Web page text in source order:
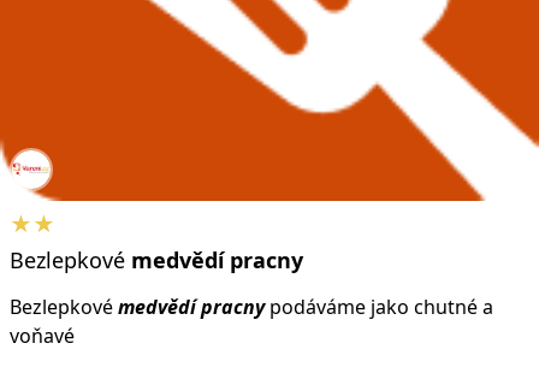
★★
Bezlepkové medvědí pracny
Bezlepkovémedvědípracnypodáváme jako chutné a
voňavé